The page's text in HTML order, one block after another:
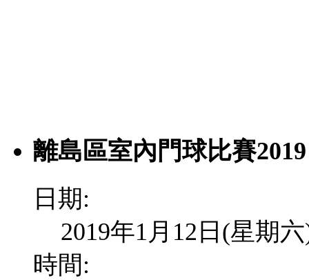
離島區室內門球比賽2019
日期:
2019年1月12日(星期
時間: